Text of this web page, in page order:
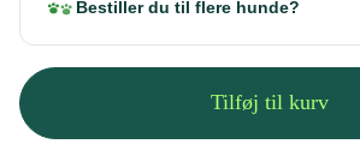
Bestiller du til flere hunde?
Tilføj til kurv